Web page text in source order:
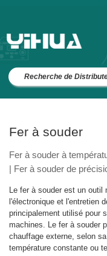
Recherche de
Fer à souder
Fer à souder à
| Fer à souder de
Le fer à souder est un outil
l'électronique et l'entretien
principalement utilisé pour
machines. Le fer à souder
chauffage externe, selon
température constante ou